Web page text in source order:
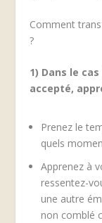
Comment
?
1) Dans le
accepté,
Prenez le
quels
Apprenez à
ressentez-
une autre
non comblé